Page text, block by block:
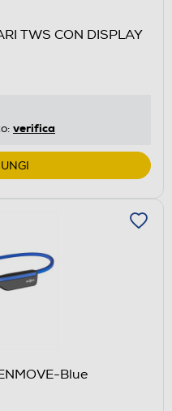
TWS CON DISPLAY
verifica
Blue